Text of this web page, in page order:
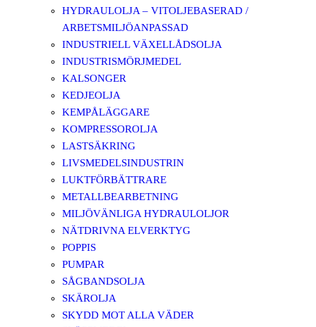
HYDRAULOLJA – VITOLJEBASERAD /
ARBETSMILJÖANPASSAD
INDUSTRIELL VÄXELLÅDSOLJA
INDUSTRISMÖRJMEDEL
KALSONGER
KEDJEOLJA
KEMPÅLÄGGARE
KOMPRESSOROLJA
LASTSÄKRING
LIVSMEDELSINDUSTRIN
LUKTFÖRBÄTTRARE
METALLBEARBETNING
MILJÖVÄNLIGA HYDRAULOLJOR
NÄTDRIVNA ELVERKTYG
POPPIS
PUMPAR
SÅGBANDSOLJA
SKÄROLJA
SKYDD MOT ALLA VÄDER